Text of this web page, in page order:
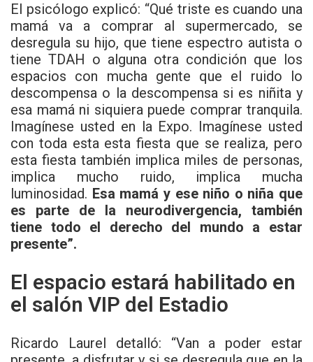
El psicólogo explicó: “Qué triste es cuando una
mamá va a comprar al supermercado, se
desregula su hijo, que tiene espectro autista o
tiene TDAH o alguna otra condición que los
espacios con mucha gente que el ruido lo
descompensa o la descompensa si es niñita y
esa mamá ni siquiera puede comprar tranquila.
Imagínese usted en la Expo. Imagínese usted
con toda esta esta fiesta que se realiza, pero
esta fiesta también implica miles de personas,
implica mucho ruido, implica mucha
luminosidad. Esa mamá y ese niño o niña que
es parte de la neurodivergencia, también
tiene todo el derecho del mundo a estar
presente”.
El espacio estará habilitado en
el salón VIP del Estadio
Ricardo Laurel detalló: “Van a poder estar